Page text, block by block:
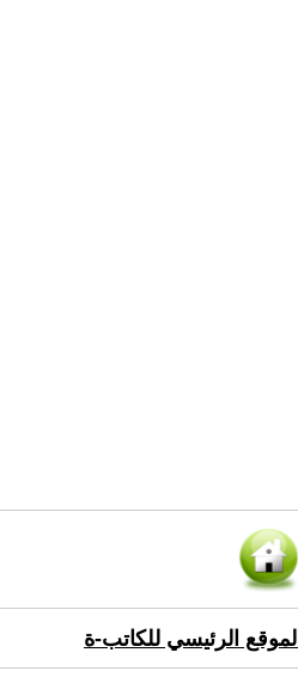
الموقع الرئيسي للكاتب-ة